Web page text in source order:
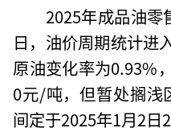
2025年成品油
日，油价周期统计进
原油变化率为0.93%
0元/吨，但暂处搁浅
间定于2025年1月2日